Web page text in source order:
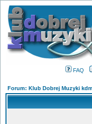
FAQ
Forum: Klub Dobrej Muzyki